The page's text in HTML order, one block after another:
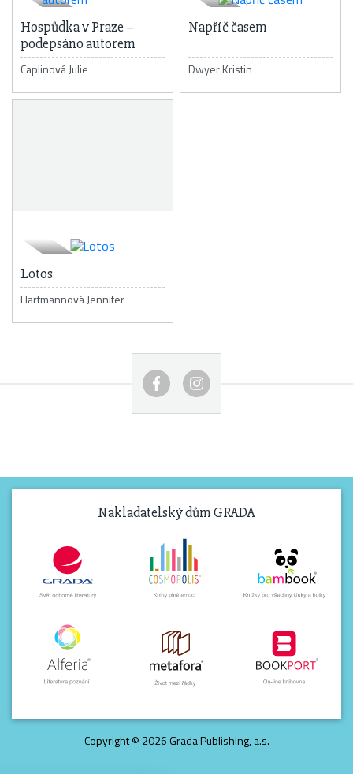
Hospůdka v Praze –
podepsáno autorem
Caplinová Julie
Napříč časem
Dwyer Kristin
Lotos
Hartmannová Jennifer
Nakladatelský dům GRADA
Copyright © 2026 Grada Publishing, a.s.